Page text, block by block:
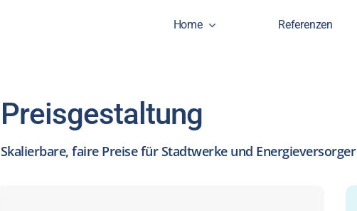
Home Referenzen
Preisgestaltung
Skalierbare, faire Preise für Stadtwerke und Energieversorger